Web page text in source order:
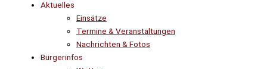
Aktuelles
Einsätze
Termine & Veranstaltungen
Nachrichten & Fotos
Bürgerinfos